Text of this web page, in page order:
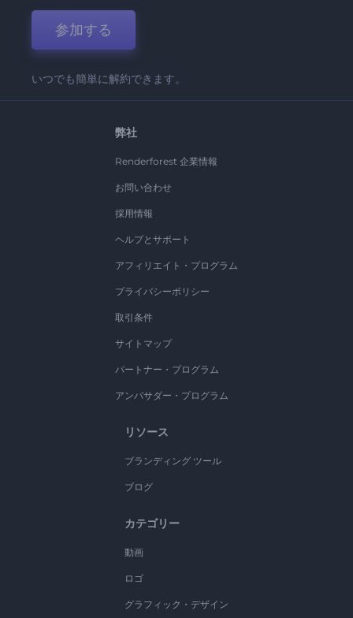
参加する
いつでも簡単に解約できます。
弊社
Renderforest 企業情報
お問い合わせ
採用情報
ヘルプとサポート
アフィリエイト・プログラム
プライバシーポリシー
取引条件
サイトマップ
パートナー・プログラム
アンバサダー・プログラム
リソース
ブランディング ツール
ブログ
カテゴリー
動画
ロゴ
グラフィック・デザイン